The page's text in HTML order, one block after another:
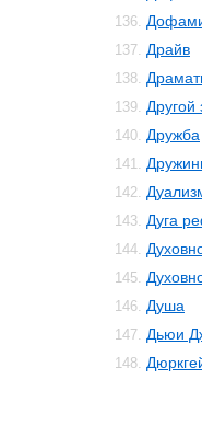
136.
137. Драйв
138.
139.
140. Дружба
141.
142.
143. Дуга
144.
145.
146. Душа
147. Дьюи
148.